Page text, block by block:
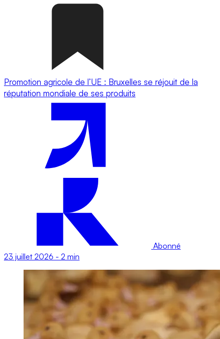
Promotion agricole de l’UE : Bruxelles se réjouit de la
réputation mondiale de ses produits
Abonné
23 juillet 2026 - 2 min